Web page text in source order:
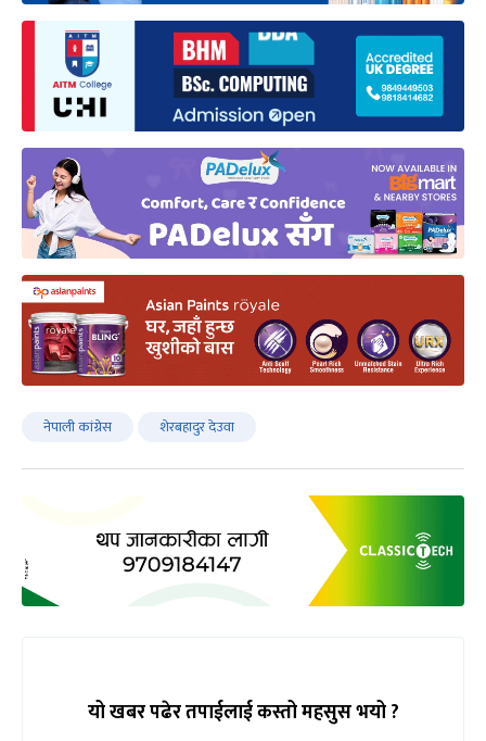
नेपाली कांग्रेस शेरबहादुर देउवा
यो खबर पढेर तपाईलाई कस्तो महसुस भयो ?